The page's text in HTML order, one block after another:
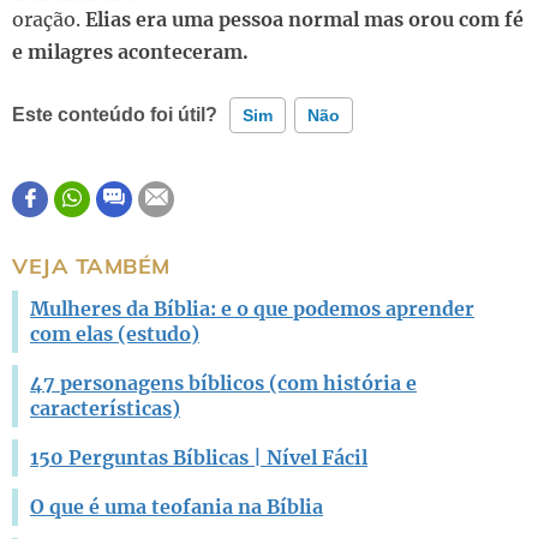
oração. Elias era uma pessoa normal mas orou com fé
e milagres aconteceram.
Este conteúdo foi útil? Sim Não
Este conteúdo contém informação incorreta
VEJA TAMBÉM
Mulheres da Bíblia: e o que podemos aprender
com elas (estudo)
47 personagens bíblicos (com história e
características)
150 Perguntas Bíblicas | Nível Fácil
O que é uma teofania na Bíblia